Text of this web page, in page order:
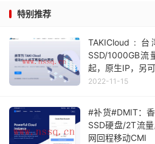
特别推荐
TAKICloud :
SSD/1000GB流
起，原生IP，另
2022-11-15
#补货#DMIT：
SSD硬盘/2T流
网回程移动CMI